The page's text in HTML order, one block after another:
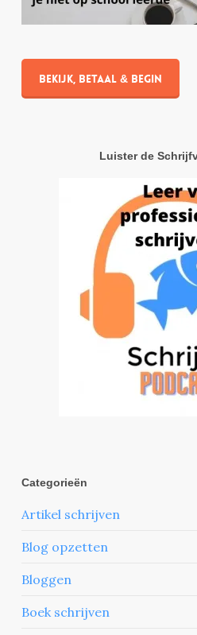
Bekijk, betaal & begin
Luister de
Categorieën
Artikel schrijven
Blog opzetten
Bloggen
Boek schrijven